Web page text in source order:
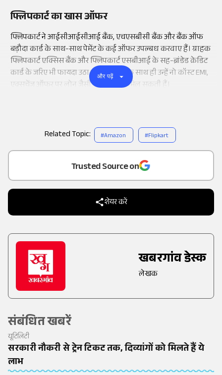
Add
as a
Trusted Source on
शेयर करें
खबरगांव डेस्क
लेखक
संबंधित खबरें
यूटिलिटी
सरकारी नौकरी से ट्रेन टिकट तक, दिव्यांगों को मिलते हैं ये
लाभ
फ्लिपकार्ट का खास ऑफर
फ्लिपकार्ट ने आईसीआईसीआई बैंक, एचएसबीसी बैंक और बैंक ऑफ
बड़ौदा कार्ड के साथ-साथ पेमेंट के कई ऑफर उपल्बध करवाए हैं। ग्राहक
फ्लिपकार्ट एक्सिस बैंक और फ्लिपकार्ट एसबीआई के सह-ब्रांडेड क्रेडिट
कार्ड के जरिए भी फायदा उठा सकते हैं। इसके साथ ही उन्हें नो कॉस्ट EMI,
एक्सचेंज ऑफर पर लोन जैसी सुविधाएं भी मिल सकती हैं।
और पढ़ें
Related Topic: #Amazon #Flipkart